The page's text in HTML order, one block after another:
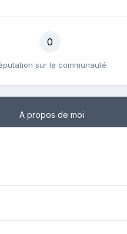
0
sur la communauté
A propos de moi